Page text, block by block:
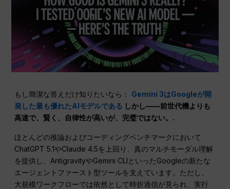
もし簡潔な答えだけ知りたいなら： Gemini 3はGoogleが開
発した最も優れたAIモデルである しかし——前世代機よりも
高速で、賢く、自律性が高いが、完璧ではない。.
ほとんどの推論およびコーディングベンチマークにおいて
ChatGPT 5.1やClaude 4.5を上回り、真のマルチモーダル理解
を提供し、AntigravityやGemini CLIといったGoogleの新たな
エージェントファースト型ツールを支えています。ただし、
大規模ワークフローでは依然として時折過信が見られ、実行